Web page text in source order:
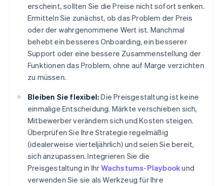
erscheint, sollten Sie die Preise nicht sofort senken.
Ermitteln Sie zunächst, ob das Problem der Preis
oder der wahrgenommene Wert ist. Manchmal
behebt ein besseres Onboarding, ein besserer
Support oder eine bessere Zusammenstellung der
Funktionen das Problem, ohne auf Marge verzichten
zu müssen.
Bleiben Sie flexibel: Die Preisgestaltung ist keine
einmalige Entscheidung. Märkte verschieben sich,
Mitbewerber verändern sich und Kosten steigen.
Überprüfen Sie Ihre Strategie regelmäßig
(idealerweise vierteljährlich) und seien Sie bereit,
sich anzupassen. Integrieren Sie die
Preisgestaltung in Ihr Wachstums-Playbookund
verwenden Sie sie als Werkzeug für Ihre